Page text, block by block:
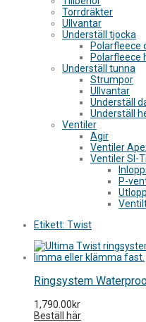
Torrdräkter
Ullvantar
Underställ tjocka
Polarfleece
Polarfleece
Underställ tunna
Strumpor
Ullvantar
Underställ
Underställ
Ventiler
Agir
Ventiler
Ventiler SI-
P-
Etikett: Twist
Ringsystem
1,790.00kr
Beställ här